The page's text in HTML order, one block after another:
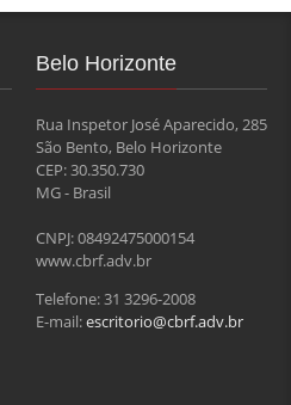
Belo Horizonte
Rua Inspetor José Aparecido, 285
São Bento, Belo Horizonte
CEP: 30.350.730
MG - Brasil
CNPJ: 08492475000154
www.cbrf.adv.br
Telefone: 31 3296-2008
E-mail:escritorio@cbrf.adv.br